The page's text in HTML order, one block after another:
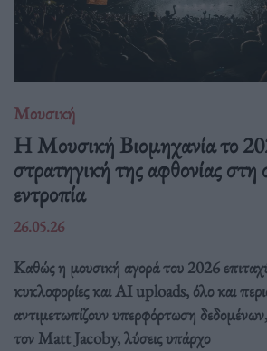
Μουσική
Η Μουσική Βιομηχανία το
στρατηγική της αφθονίας
εντροπία
26.05.26
Καθώς η μουσική αγορά του 2026
κυκλοφορίες και AI uploads, όλο και
αντιμετωπίζουν υπερφόρτωση
τον Matt Jacoby, λύσεις υπάρχο